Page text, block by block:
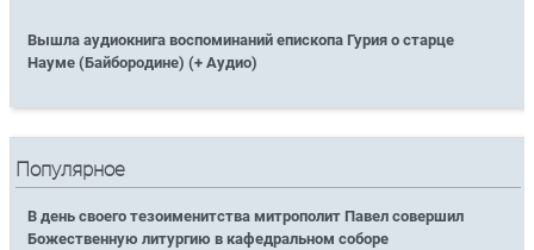
Вышла аудиокнига воспоминаний епископа Гурия о старце
Науме (Байбородине) (+ Аудио)
Популярное
В день своего тезоименитства митрополит Павел совершил
Божественную литургию в кафедральном соборе